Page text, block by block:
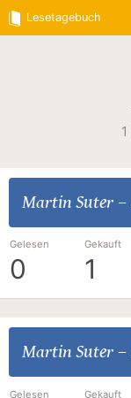
Lesetagebuch
Martin Suter–
Gelesen
0
Gekauft
1
Martin Suter–
Gelesen Gekauft